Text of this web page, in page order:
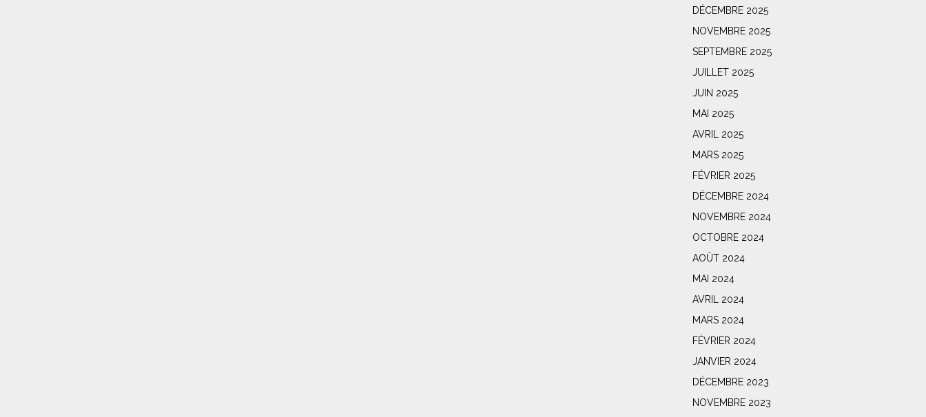
DÉCEMBRE 2025
NOVEMBRE 2025
SEPTEMBRE 2025
JUILLET 2025
JUIN 2025
MAI 2025
AVRIL 2025
MARS 2025
FÉVRIER 2025
DÉCEMBRE 2024
NOVEMBRE 2024
OCTOBRE 2024
AOÛT 2024
MAI 2024
AVRIL 2024
MARS 2024
FÉVRIER 2024
JANVIER 2024
DÉCEMBRE 2023
NOVEMBRE 2023